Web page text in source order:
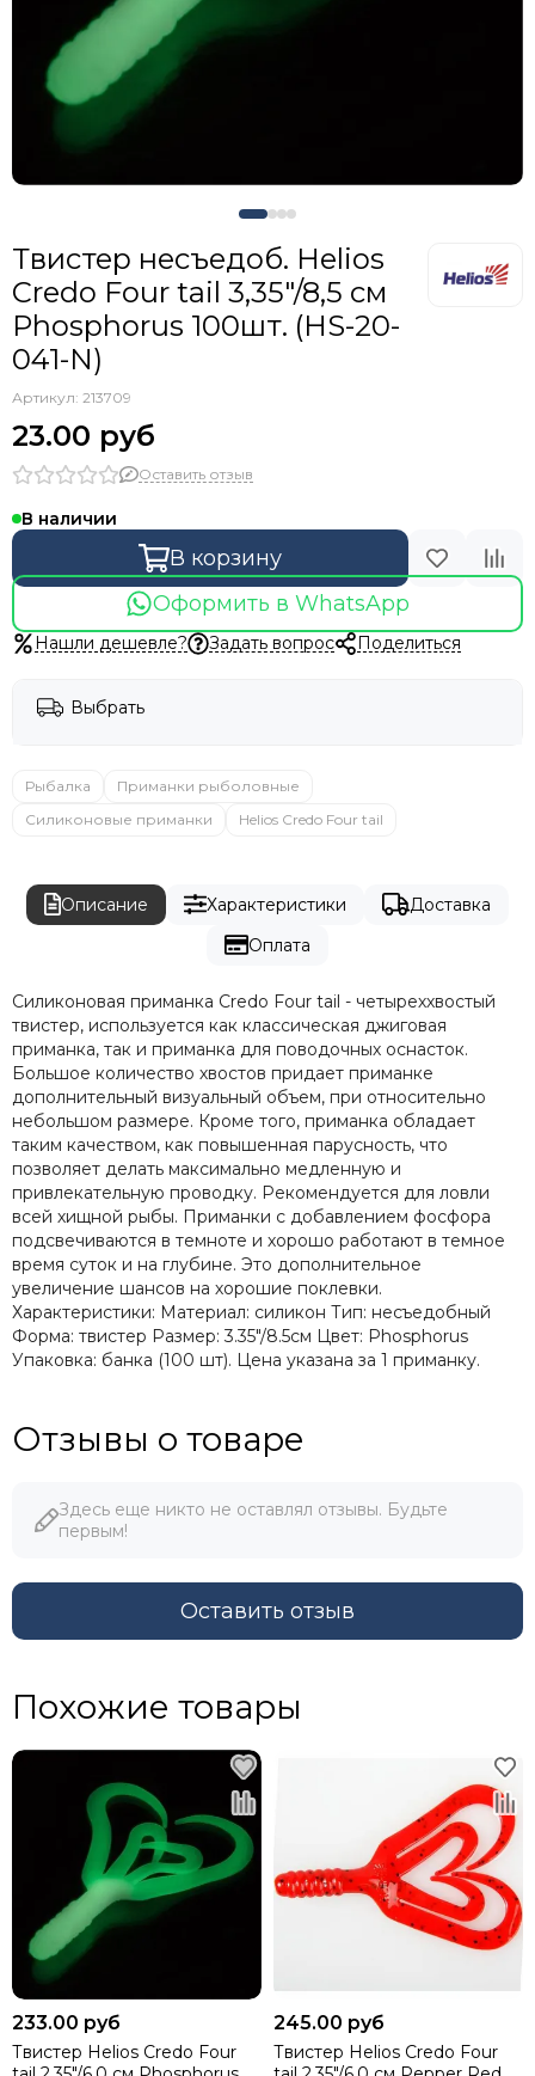
Твистер несъедоб. Helios
Credo Four tail 3,35"/8,5 см
Phosphorus 100шт. (HS-20-
041-N)
Артикул: 213709
23.00 руб
Оставить отзыв
В наличии
В корзину
Оформить в WhatsApp
Нашли дешевле? Задать вопрос Поделиться
Выбрать
Рыбалка
Приманки рыболовные
Силиконовые приманки
Helios Credo Four tail
Описание Характеристики
Доставка
Оплата
Силиконовая приманка Credo Four tail - четыреххвостый
твистер, используется как классическая джиговая
приманка, так и приманка для поводочных оснасток.
Большое количество хвостов придает приманке
дополнительный визуальный объем, при относительно
небольшом размере. Кроме того, приманка обладает
таким качеством, как повышенная парусность, что
позволяет делать максимально медленную и
привлекательную проводку. Рекомендуется для ловли
всей хищной рыбы. Приманки с добавлением фосфора
подсвечиваются в темноте и хорошо работают в темное
время суток и на глубине. Это дополнительное
увеличение шансов на хорошие поклевки.
Характеристики: Материал: силикон Тип: несъедобный
Форма: твистер Размер: 3.35"/8.5см Цвет: Phosphorus
Упаковка: банка (100 шт). Цена указана за 1 приманку.
Отзывы о товаре
Здесь еще никто не оставлял отзывы. Будьте
первым!
Оставить отзыв
Похожие товары
233.00 руб
Твистер Helios Credo Four
245.00 руб
Твистер Helios Credo Four